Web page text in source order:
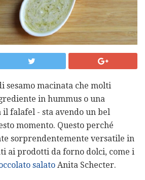
sesamo macinata che molti
in hummus o una
falafel - sta avendo un bel
momento. Questo perché
sorprendentemente versatile in
ai prodotti da forno dolci, come i
salato Anita Schecter.